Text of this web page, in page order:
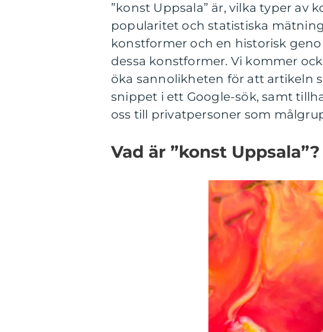
”konst Uppsala” är, vilka typer av
popularitet och statistiska
konstformer och en historisk
dessa konstformer. Vi kommer
öka sannolikheten för att artikeln
snippet i ett Google-sök, samt
oss till privatpersoner som
Vad är ”konst Uppsala”?